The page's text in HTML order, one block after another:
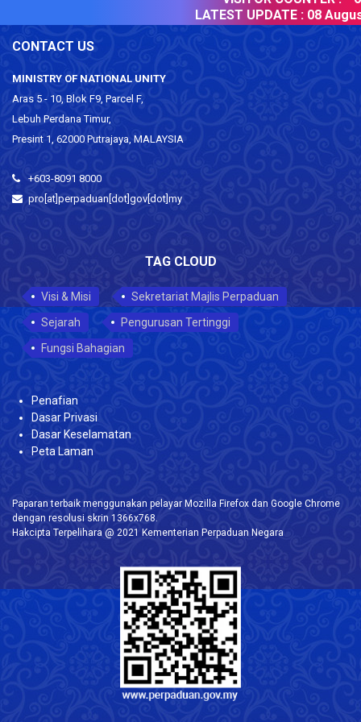
LATEST UPDATE : 08
CONTACT US
MINISTRY OF NATIONAL UNITY
Aras 5 - 10, Blok F9, Parcel F,
Lebuh Perdana Timur,
Presint 1, 62000 Putrajaya, MALAYSIA
+603-8091 8000
pro[at]perpaduan[dot]gov[dot]my
TAG CLOUD
Visi & Misi
Sekretariat Majlis Perpaduan
Sejarah
Pengurusan Tertinggi
Fungsi Bahagian
Penafian
Dasar Privasi
Dasar Keselamatan
Peta Laman
Paparan terbaik menggunakan pelayar Mozilla Firefox dan Google Chrome
dengan resolusi skrin 1366x768.
Hakcipta Terpelihara @ 2021 Kementerian Perpaduan Negara